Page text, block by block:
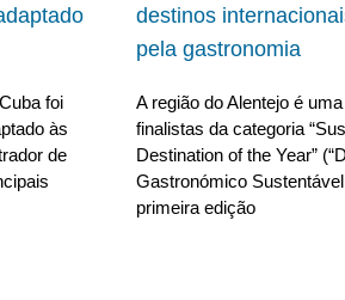
foi
às
de
destinos
pela gastronomia
A região do Alentejo é
finalistas da categoria
Destination of the Year”
Gastronómico Sustentável
primeira edição